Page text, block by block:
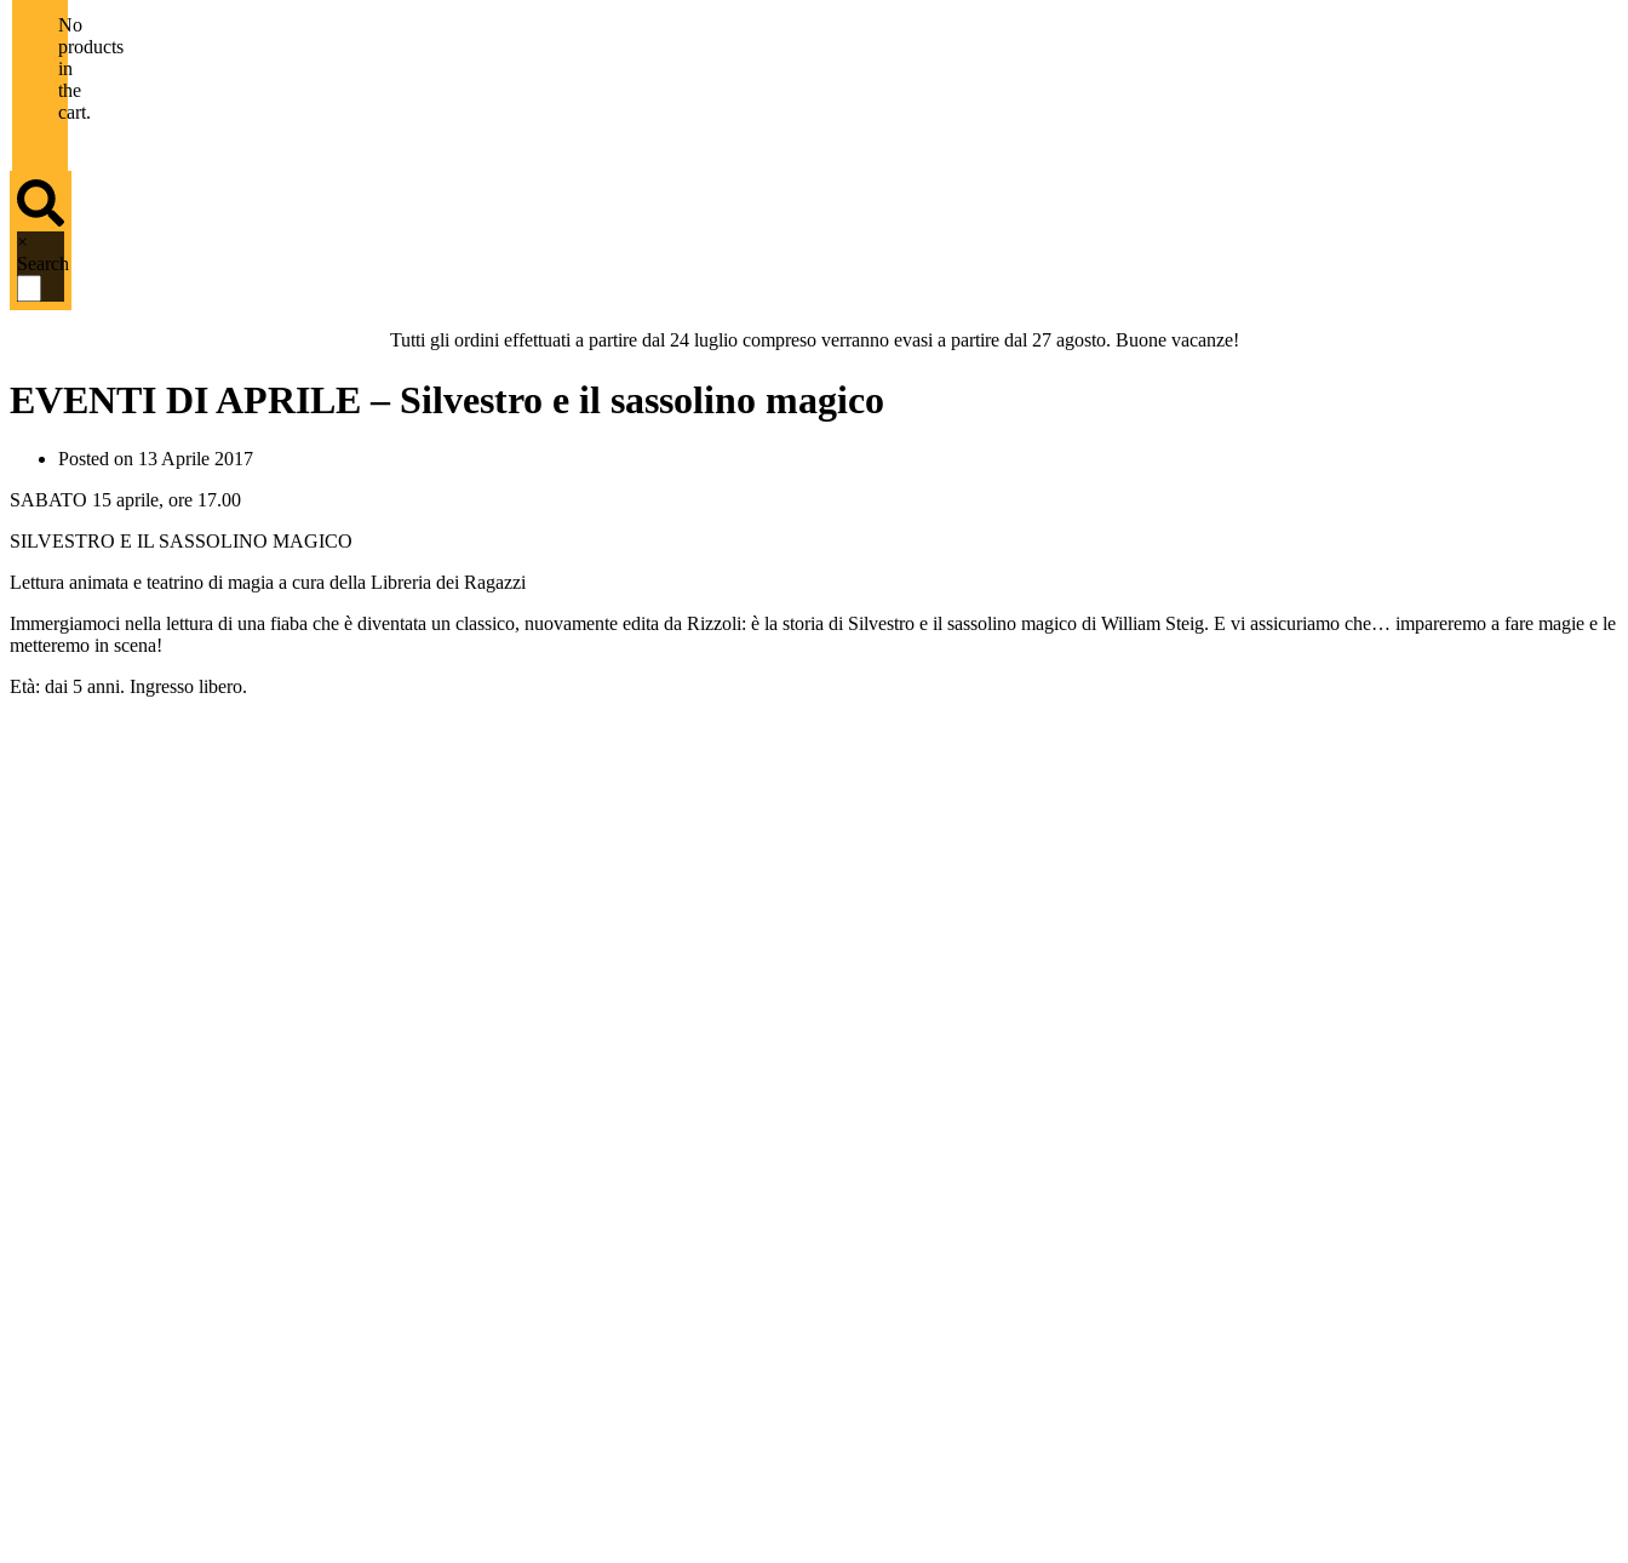
No
products
in
the
cart.
×
Search
Tutti gli ordini effettuati a partire dal 24 luglio compreso verranno evasi a partire dal 27 agosto. Buone vacanze!
EVENTI DI APRILE – Silvestro e il sassolino magico
Posted on 13 Aprile 2017
SABATO 15 aprile, ore 17.00
SILVESTRO E IL SASSOLINO MAGICO
Lettura animata e teatrino di magia a cura della Libreria dei Ragazzi
Immergiamoci nella lettura di una fiaba che è diventata un classico, nuovamente edita da Rizzoli: è la storia di Silvestro e il sassolino magico di William Steig. E vi assicuriamo che… impareremo a fare magie e le
metteremo in scena!
Età: dai 5 anni. Ingresso libero.